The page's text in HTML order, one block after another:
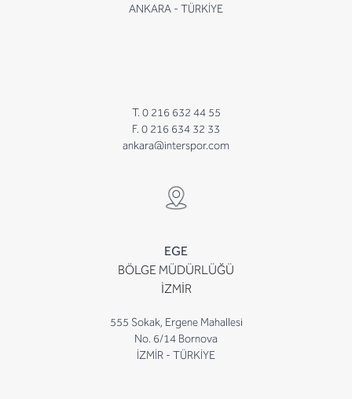
ANKARA - TÜRKİYE
T. 0 216 632 44 55
F. 0 216 634 32 33
ankara@interspor.com
EGE
BÖLGE MÜDÜRLÜĞÜ
İZMİR
555 Sokak, Ergene Mahallesi
No. 6/14 Bornova
İZMİR - TÜRKİYE